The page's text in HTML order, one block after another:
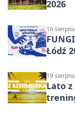
2026
16
Łódź
19
Lato